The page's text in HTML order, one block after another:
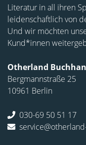
Literatur in all ihren
leidenschaftlich von
Und wir möchten
Kund*innen
Otherland
Bergmannstraße 25
10961 Berlin
030-69 50 51 17